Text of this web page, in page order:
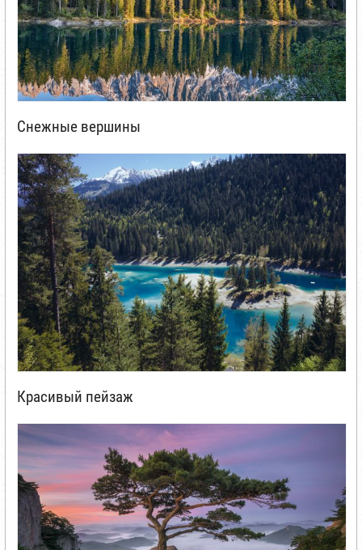
Снежные вершины
Красивый пейзаж